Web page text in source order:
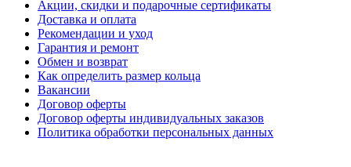
Акции, скидки и подарочные сертификаты
Доставка и оплата
Рекомендации и уход
Гарантия и ремонт
Обмен и возврат
Как определить размер кольца
Вакансии
Договор оферты
Договор оферты индивидуальных заказов
Политика обработки персональных данных